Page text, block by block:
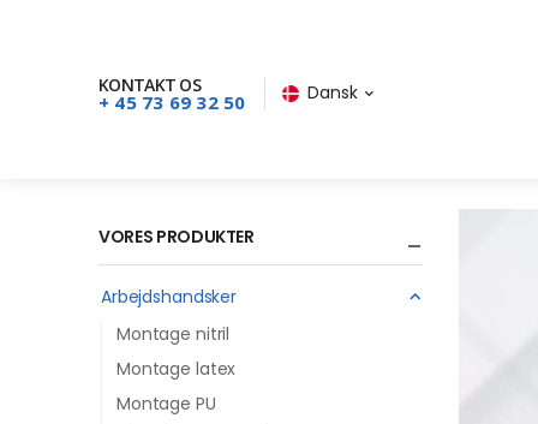
KONTAKT OS
+ 45 73 69 32 50 Dansk
VORES PRODUKTER
Arbejdshandsker
Montage nitril
Montage latex
Montage PU